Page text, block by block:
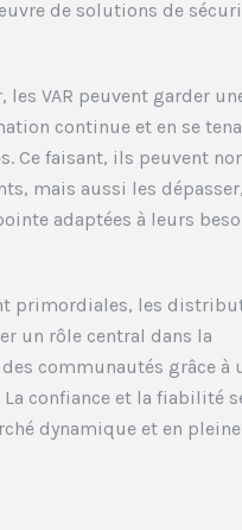
de solutions de
VAR peuvent garder
continue et en se
Ce faisant, ils peuvent
mais aussi les
adaptées à leurs
primordiales, les
un rôle central dans la
communautés grâce à
confiance et la fiabilité
dynamique et en pleine